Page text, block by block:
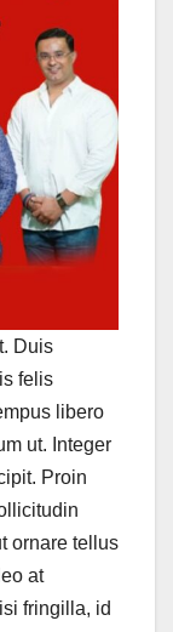
Duis
felis
libero
ut. Integer
Proin
ornare tellus
at
fringilla, id